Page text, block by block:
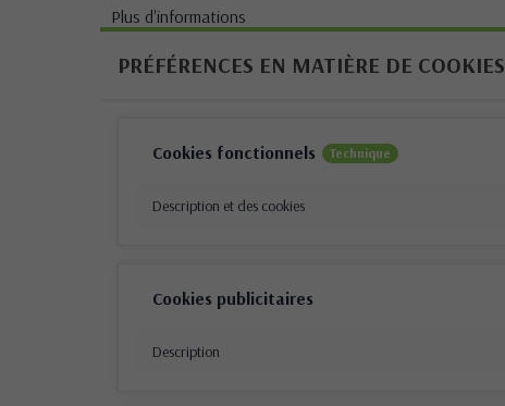
Plus d'informations
PRÉFÉRENCES EN MATIÈRE DE COOKIES
Cookies fonctionnels Technique
Description et des cookies
Cookies publicitaires
Description